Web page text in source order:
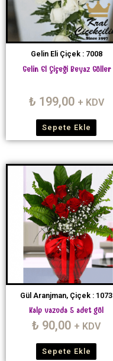
Gelin Eli Çiçek : 7008
Gelin El Çiçeği Beyaz Güller
₺ 199,00 + KDV
Sepete Ekle
Gül Aranjman, Çiçek : 1073
Kalp vazoda 5 adet gül
₺ 90,00 + KDV
Sepete Ekle